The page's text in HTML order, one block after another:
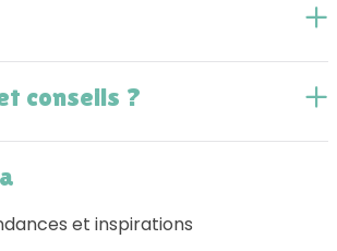
conseils ?
et inspirations